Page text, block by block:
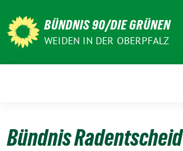
zum
Inhalt
BÜNDNIS 90/DIE GRÜNEN
WEIDEN IN DER OBERPFALZ
Bündnis Radentscheid